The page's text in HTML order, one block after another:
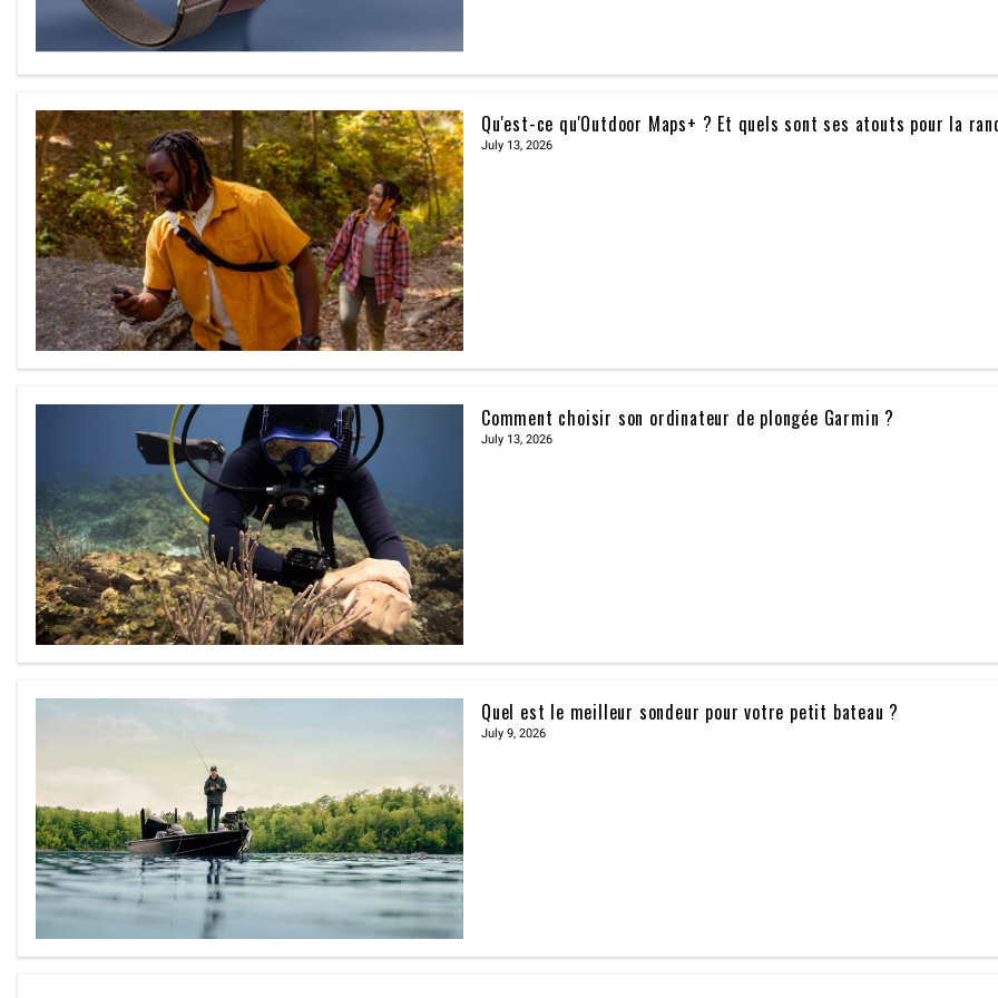
Qu'est-ce qu'Outdoor Maps+ ? Et quels sont ses atouts pour la
July 13, 2026
Comment choisir son ordinateur de plongée Garmin ?
July 13, 2026
Quel est le meilleur sondeur pour votre petit bateau ?
July 9, 2026